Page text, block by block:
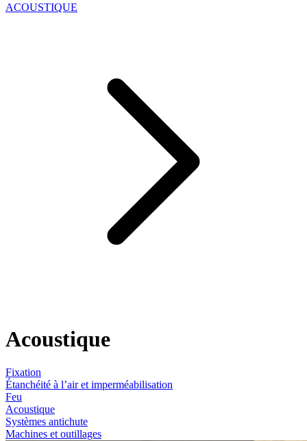
ACOUSTIQUE
Acoustique
Fixation
Étanchéité à l’air et imperméabilisation
Feu
Acoustique
Systèmes antichute
Machines et outillages